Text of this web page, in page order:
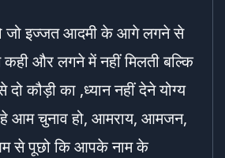
जो इज्जत आदमी के आगे लगने से
और लगने में नहीं मिलती बल्कि
कौड़ी का ,ध्यान नहीं देने योग्य
आम चुनाव हो, आमराय, आमजन,
से पूछो कि आपके नाम के